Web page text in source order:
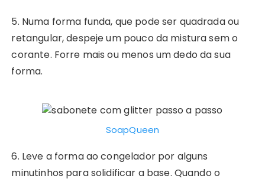
5. Numa forma funda, que pode ser quadrada ou
retangular, despeje um pouco da mistura sem o
corante. Forre mais ou menos um dedo da sua
forma.
SoapQueen
6. Leve a forma ao congelador por alguns
minutinhos para solidificar a base. Quando o